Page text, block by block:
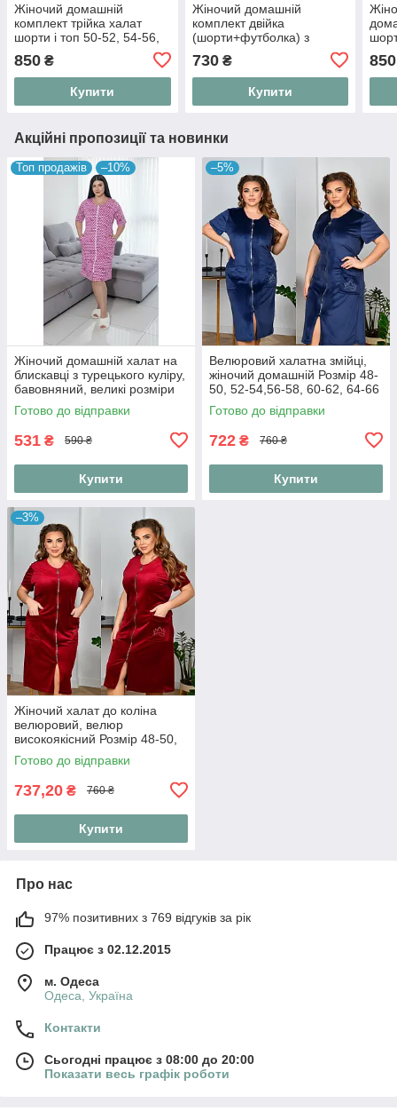
Жіночий домашній
комплект трійка халат
шорти і топ 50-52, 54-56,
червоний
850 ₴
Купити
Жіночий домашній
комплект двійка
(шорти+футболка) з
мереживом 48-50, 52-54,
56-58, 60-62, 64-66
730₴
Купити
850
Акційні пропозиції та новинки
Топ продажів –10%
Жіночий домашній халат на
блискавці з турецького куліру,
бавовняний, великі розміри
52–58
Готово до відправки
531 ₴ 590 ₴
Купити
–5%
Велюровий халатна змійці,
жіночий домашній Розмір 48-
50, 52-54,56-58, 60-62, 64-66
(Мод 3727)
Готово до відправки
722 ₴ 760 ₴
Купити
–3%
Жіночий халат до коліна
велюровий, велюр
високоякісний Розмір 48-50,
52-54,56-58, 60-62, 64-66
(Мод 3727)
Готово до відправки
737,20 ₴ 760 ₴
Купити
Про нас
97% позитивних з 769 відгуків за рік
Працює з 02.12.2015
м. Одеса
Одеса, Україна
Контакти
Сьогодні працює з 08:00 до 20:00
Показати весь графік роботи